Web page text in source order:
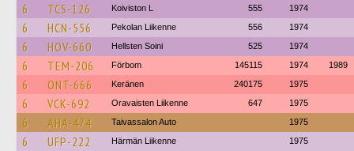
6 TCS-126 Koiviston L 555 1974
6 HCN-556 Pekolan Liikenne 556 1974
6 HOV-660 Hellsten Soini 525 1974
6 TEM-206 Förbom 145115 1974 1989
6 ONT-666 Keränen 240175 1975
6 VCK-692 Oravaisten Liikenne 647 1975
6 AHA-474 Taivassalon Auto 1975
6 UFP-222 Härmän Liikenne 1975